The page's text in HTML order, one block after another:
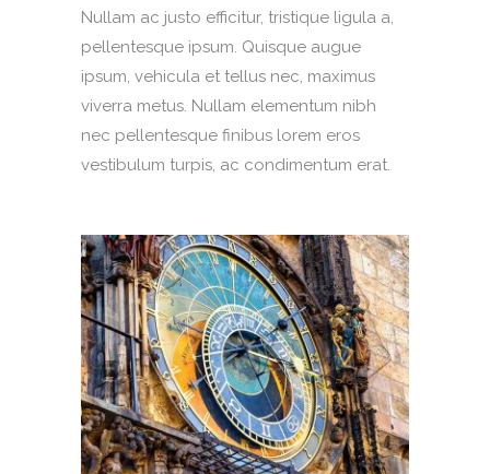
Nullam ac justo efficitur, tristique ligula a,
pellentesque ipsum. Quisque augue
ipsum, vehicula et tellus nec, maximus
viverra metus. Nullam elementum nibh
nec pellentesque finibus lorem eros
vestibulum turpis, ac condimentum erat.